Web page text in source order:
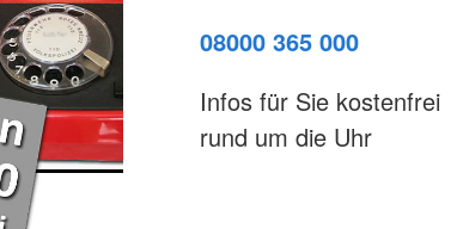
08000 365 000
Infos für Sie kostenfrei
rund um die Uhr